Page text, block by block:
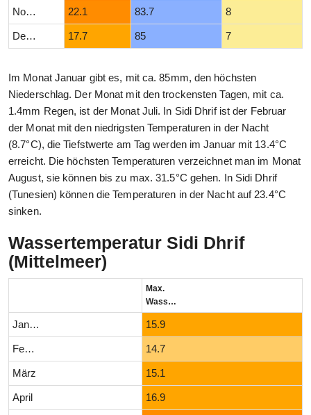
November 22.1 83.7 8
Dezember 17.7 85 7
Im Monat Januar gibt es, mit ca. 85mm, den höchsten
Niederschlag. Der Monat mit den trockensten Tagen, mit ca.
1.4mm Regen, ist der Monat Juli. In Sidi Dhrif ist der Februar
der Monat mit den niedrigsten Temperaturen in der Nacht
(8.7°C), die Tiefstwerte am Tag werden im Januar mit 13.4°C
erreicht. Die höchsten Temperaturen verzeichnet man im Monat
August, sie können bis zu max. 31.5°C gehen. In Sidi Dhrif
(Tunesien) können die Temperaturen in der Nacht auf 23.4°C
sinken.
Wassertemperatur Sidi Dhrif
(Mittelmeer)
Max.
Wassertemperatur (°C)
Januar 15.9
Februar 14.7
März 15.1
April 16.9